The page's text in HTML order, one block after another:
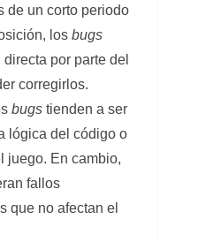
de un corto periodo
los bugs
por parte del
corregirlos.
bugs tienden a ser
lógica del código o
juego. En cambio,
fallos
que no afectan el